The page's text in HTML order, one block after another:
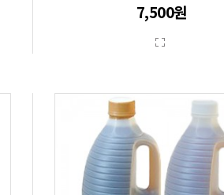
7,500원